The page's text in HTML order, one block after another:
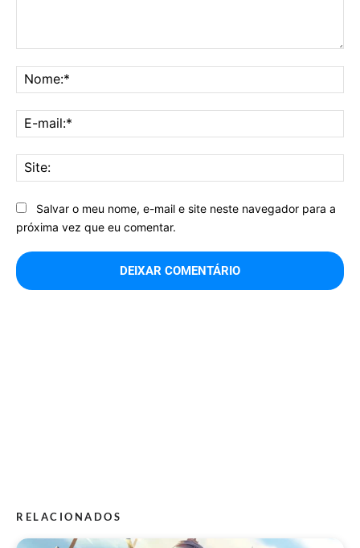
Salvar o meu nome, e-mail e site neste navegador para a
próxima vez que eu comentar.
RELACIONADOS